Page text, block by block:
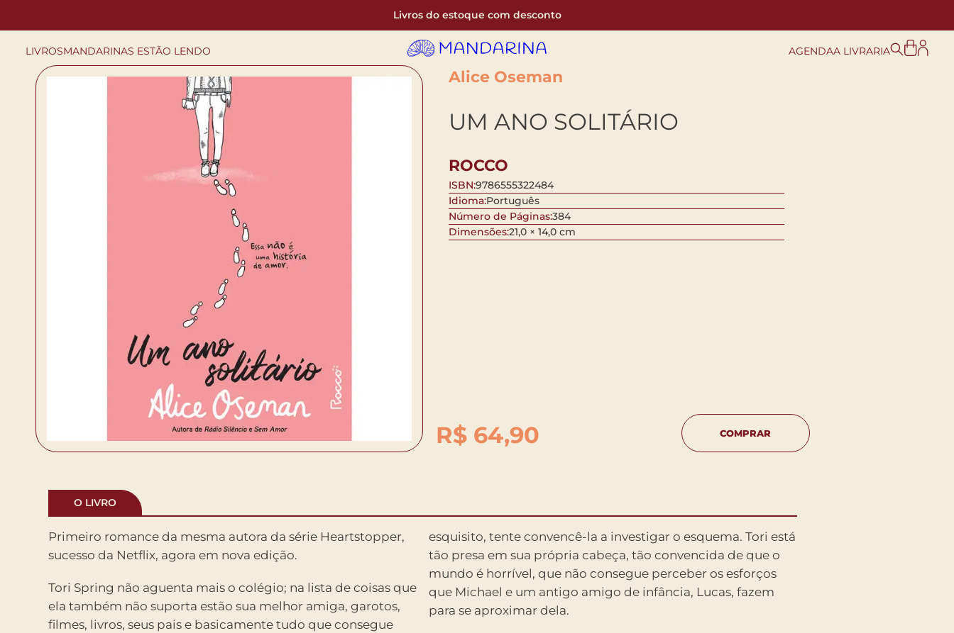
Livros do estoque com desconto
LIVROSMANDARINAS ESTÃO LENDO AGENDAA LIVRARIA
Alice Oseman
UM ANO SOLITÁRIO
ROCCO
ISBN:9786555322484
Idioma:Português
Número de Páginas:384
Dimensões:21,0 × 14,0 cm
R$64,90 COMPRAR
O LIVRO
Primeiro romance da mesma autora da série Heartstopper,
sucesso da Netflix, agora em nova edição.
Tori Spring não aguenta mais o colégio; na lista de coisas que
ela também não suporta estão sua melhor amiga, garotos,
filmes, livros, seus pais e basicamente tudo que consegue
esquisito, tente convencê-la a investigar o esquema. Tori está
tão presa em sua própria cabeça, tão convencida de que o
mundo é horrível, que não consegue perceber os esforços
que Michael e um antigo amigo de infância, Lucas, fazem
para se aproximar dela.